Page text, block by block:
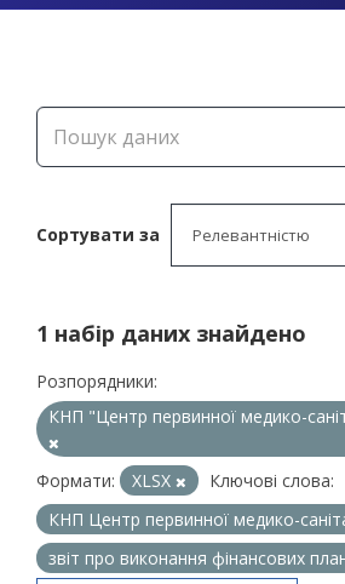
Сортувати за
1 набір даних знайдено
Розпорядники:
КНП "Центр первинної медико-
Формати: XLSX
Ключові слова:
КНП Центр первинної медико-
звіт про виконання фінансових